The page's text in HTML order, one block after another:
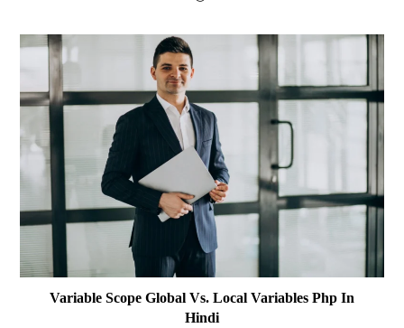
Variable Scope Global Vs. Local Variables Php In
Hindi